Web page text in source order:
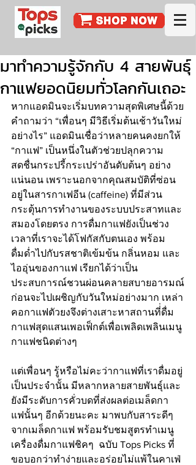
มาทำความรู้จักกับ 4 สายพันธุ์
กาแฟยอดนิยมทั่วโลกกันเถอะ
หากแอดมินจะเริ่มบทความสุดพิเศษนี้ด้วย
คำถามว่า “เพื่อนๆ มีวิธีเริ่มต้นเช้าวันใหม่
อย่างไร” แอดมินเชื่อว่าหลายคนคงยกให้
“กาแฟ” เป็นหนึ่งในตัวช่วยปลุกความ
สดชื่นกระปรี้กระเปร่าอันดับต้นๆ อย่าง
แน่นอน เพราะนอกจากคุณสมบัติที่ซ่อน
อยู่ในสารกาเฟอีน (caffeine) ที่มีส่วน
กระตุ้นการทำงานของระบบประสาทและ
สมองโดยตรง การดื่มกาแฟยังเป็นช่วง
เวลาที่เราจะได้โฟกัสกับตนเอง พร้อม
ดื่มด่ำไปกับรสชาติเข้มข้น กลิ่นหอม และ
ไออุ่นของกาแฟ เรียกได้ว่าเป็น
ประสบการณ์ชวนผ่อนคลายสบายอารมณ์
ก่อนจะไปเผชิญกับวันใหม่อย่างมาก เหล่า
คอกาแฟตัวยงจึงต่างเสาะหาสถานที่่ดื่ม
กาแฟสุดแสนเพอเฟ็กต์เพื่อเพลิดเพลินเมนู
กาแฟชนิดต่างๆ
แต่เพื่อนๆ รู้หรือไม่คะว่ากาแฟที่เราดื่มอยู่
เป็นประจำนั้น มีหลากหลายสายพันธุ์และ
ยังมีระดับการคั่วบดที่ส่งผลต่อเมล็ดกา
แฟนั้นๆ อีกด้วยนะคะ มาพบกับสาระดีๆ
จากเมล็ดกาแฟ พร้อมรับชมสูตรทำเมนู
เครื่องดื่มกาแฟชิคๆ  ฉบับ Tops Picks ที่
ขอบอกว่าทำง่ายและอร่อยไม่แพ้ในคาเฟ่